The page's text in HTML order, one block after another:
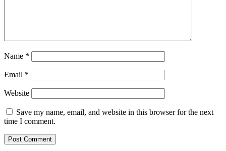
Name *
Email *
Website
Save my name, email, and website in this browser for the next
time I comment.